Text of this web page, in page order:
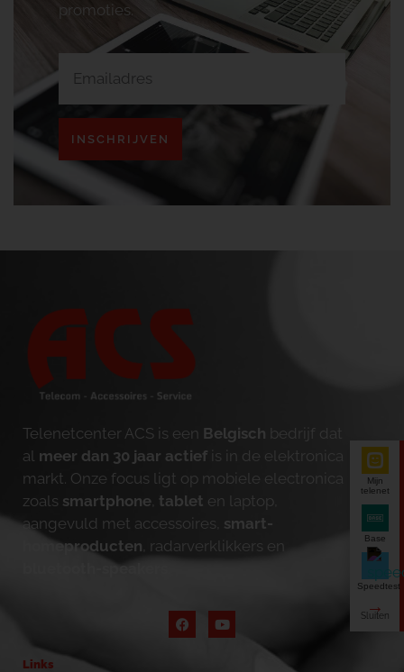
promoties.
INSCHRIJVEN
Telenetcenter ACS is een Belgisch bedrijf dat
al meer dan 30 jaar actief is in de elektronica
markt. Onze focus ligt op mobiele electronica
zoals smartphone tablet en laptop,
aangevuld met accessoires, smart-
homeproducten , radarverklikkers en
bluetooth-speakers
Links
Mijn
telenet
Base
Speedtest